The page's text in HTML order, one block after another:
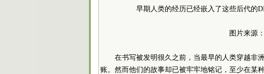
早期人类的经历已经嵌入了这些后代的
图片来源
在书写被发明很久之前，当最早的人类穿越非
账。然而他们的故事却已被牢牢地铭记，至少在某